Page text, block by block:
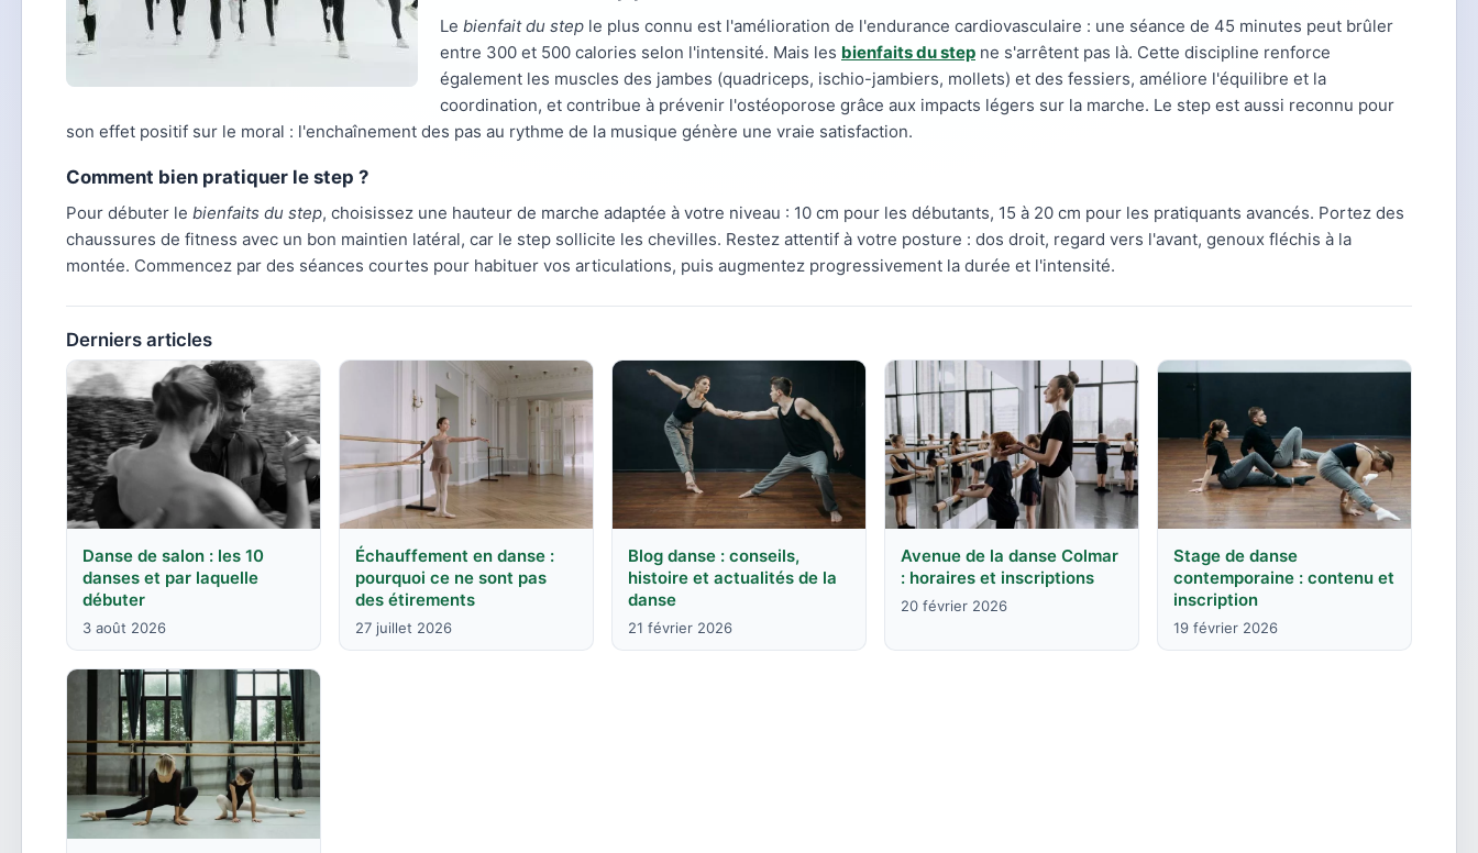
Le bienfait du step le plus connu est l'amélioration de l'endurance cardiovasculaire : une séance de 45 minutes peut brûler
entre 300 et 500 calories selon l'intensité. Mais les bienfaits du step ne s'arrêtent pas là. Cette discipline renforce
également les muscles des jambes (quadriceps, ischio-jambiers, mollets) et des fessiers, améliore l'équilibre et la
coordination, et contribue à prévenir l'ostéoporose grâce aux impacts légers sur la marche. Le step est aussi reconnu pour
son effet positif sur le moral : l'enchaînement des pas au rythme de la musique génère une vraie satisfaction.
Comment bien pratiquer le step ?
Pour débuter le bienfaits du step, choisissez une hauteur de marche adaptée à votre niveau : 10 cm pour les débutants, 15 à 20 cm pour les pratiquants avancés. Portez des
chaussures de fitness avec un bon maintien latéral, car le step sollicite les chevilles. Restez attentif à votre posture : dos droit, regard vers l'avant, genoux fléchis à la
montée. Commencez par des séances courtes pour habituer vos articulations, puis augmentez progressivement la durée et l'intensité.
Derniers articles
Danse de salon : les 10
danses et par laquelle
débuter
3 août 2026
Échauffement en danse :
pourquoi ce ne sont pas
des étirements
27 juillet 2026
Blog danse : conseils,
histoire et actualités de la
danse
21 février 2026
Avenue de la danse Colmar
: horaires et inscriptions
20 février 2026
Stage de danse
contemporaine : contenu et
inscription
19 février 2026